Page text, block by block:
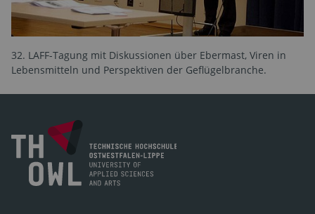
32. LAFF-Tagung mit Diskussionen über Ebermast, Viren in
Lebensmitteln und Perspektiven der Geflügelbranche.